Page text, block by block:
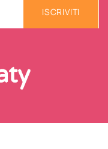
ISCRIVITI